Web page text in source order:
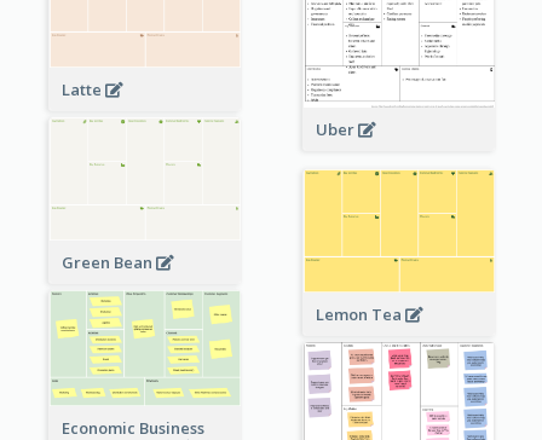
Latte
Uber
Green Bean
Lemon Tea
Economic Business